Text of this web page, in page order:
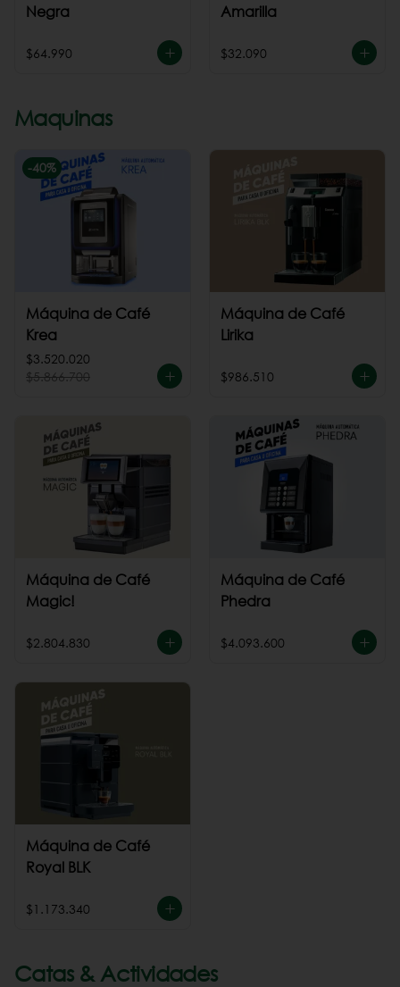
Negra
$64.990
Amarilla
$32.090
Maquinas
-40%
Máquina de Café
Krea
$3.520.020
$5.866.700
Máquina de Café
Lirika
$986.510
Máquina de Café
Magic!
$2.804.830
Máquina de Café
Phedra
$4.093.600
Máquina de Café
Royal BLK
$1.173.340
Catas & Actividades